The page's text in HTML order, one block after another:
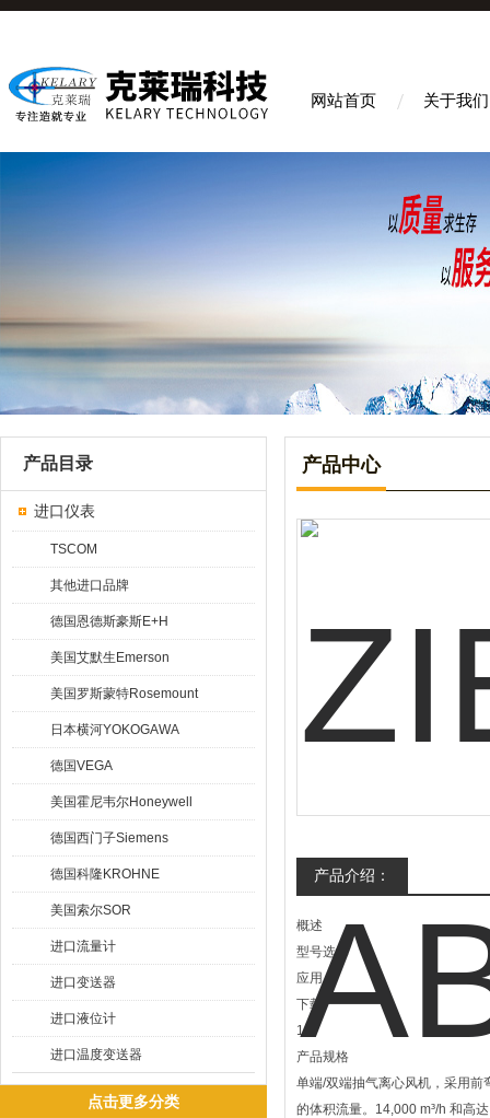
网站首页 关于我们
产品目录
进口仪表
TSCOM
其他进口品牌
德国恩德斯豪斯E+H
美国艾默生Emerson
美国罗斯蒙特Rosemount
日本横河YOKOGAWA
德国VEGA
美国霍尼韦尔Honeywell
德国西门子Siemens
德国科隆KROHNE
美国索尔SOR
进口流量计
进口变送器
进口液位计
进口温度变送器
点击更多分类
产品中心
产品介绍：
概述
型号选择
应用
下载
1/2
产品规格
单端/双端抽气离心风机，采用
的体积流量。14,000 m³/h 和高